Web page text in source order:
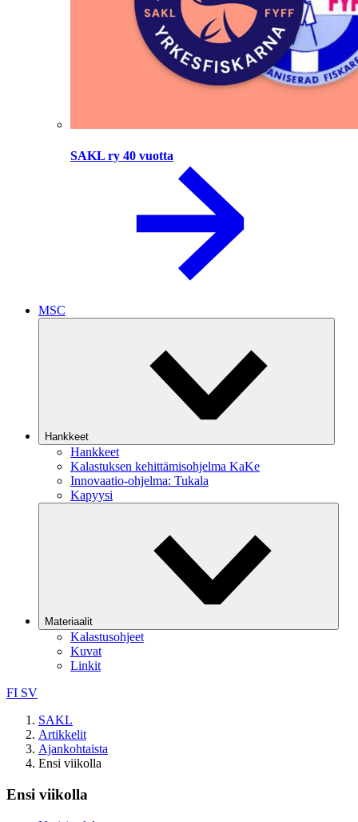
SAKL ry 40 vuotta
MSC
Hankkeet
Hankkeet
Kalastuksen kehittämisohjelma KaKe
Innovaatio-ohjelma: Tukala
Kapyysi
Materiaalit
Kalastusohjeet
Kuvat
Linkit
FI SV
SAKL
Artikkelit
Ajankohtaista
Ensi viikolla
Ensi viikolla